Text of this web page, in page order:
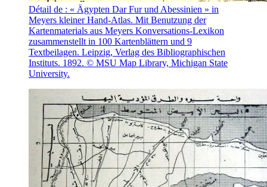
Détail de : « Ägypten Dar Fur und Abessinien » in
Meyers kleiner Hand-Atlas. Mit Benutzung der
Kartenmaterials aus Meyers Konversations-Lexikon
zusammenstellt in 100 Kartenblättern und 9
Textbeilagen. Leipzig, Verlag des Bibliographischen
Instituts. 1892. © MSU Map Library, Michigan State
University.